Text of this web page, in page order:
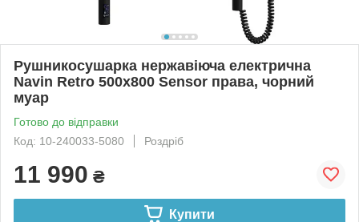
Рушникосушарка нержавіюча електрична
Navin Retro 500х800 Sensor права, чорний
муар
Готово до відправки
Код: 10-240033-5080
Роздріб
11 990 ₴
Купити